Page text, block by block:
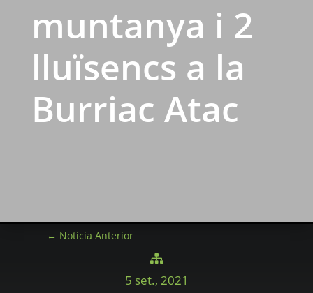
muntanya i 2
lluïsencs a la
Burriac Atac
← Notícia Anterior

5 set., 2021